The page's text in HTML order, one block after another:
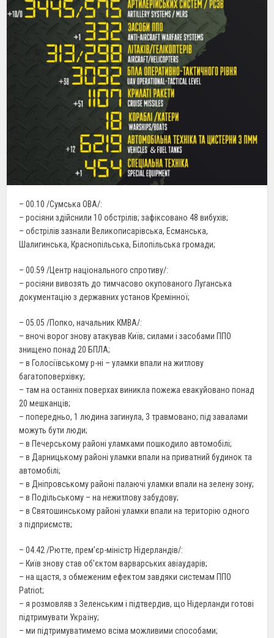
– 00.10 /Сумська ОВА/:
– росіяни здійснили 10 обстрілів; зафіксовано 48 вибухів;
– обстрілів зазнали Великописарівська, Есманська,
Шалигинська, Краснопільська, Білопільська громади;
– 00.59 /Центр національного спротиву/:
– росіяни вивозять до тимчасово окупованого Луганська
документацію з державних установ Кремінної;
– 05.05 /Попко, начальник КМВА/:
– вночі ворог знову атакував Київ; силами і засобами ППО
знищено понад 20 БПЛА;
– в Голосіївському р-ні – уламки впали на житлову
багатоповерхівку;
– там на останніх поверхах виникла пожежа евакуйовано понад
20 мешканців;
– попередньо, 1 людина загинула, 3 травмовано; під завалами
можуть бути люди;
– в Печерському районі уламками пошкодило автомобілі;
– в Дарницькому районі уламки впали на приватний будинок та
автомобілі;
– в Дніпровському районі палаючі уламки впали на зелену зону;
– в Подільському – на нежитлову забудову;
– в Святошинському районі уламки впали на територію одного
з підприємств;
– 04.42 /Рютте, прем’єр-міністр Нідерландів/:
– Київ знову став об’єктом варварських авіаударів;
– на щастя, з обмеженим ефектом завдяки системам ППО
Patriot;
– я розмовляв з Зеленським і підтвердив, що Нідерланди готові
підтримувати Україну;
– ми підтримуватимемо всіма можливими способами;